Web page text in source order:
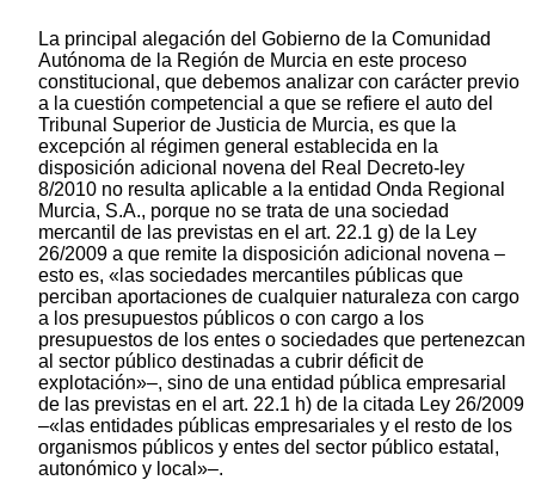
La principal alegación del Gobierno de la Comunidad
Autónoma de la Región de Murcia en este proceso
constitucional, que debemos analizar con carácter previo
a la cuestión competencial a que se refiere el auto del
Tribunal Superior de Justicia de Murcia, es que la
excepción al régimen general establecida en la
disposición adicional novena del Real Decreto-ley
8/2010 no resulta aplicable a la entidad Onda Regional
Murcia, S.A., porque no se trata de una sociedad
mercantil de las previstas en el art. 22.1 g) de la Ley
26/2009 a que remite la disposición adicional novena –
esto es, «las sociedades mercantiles públicas que
perciban aportaciones de cualquier naturaleza con cargo
a los presupuestos públicos o con cargo a los
presupuestos de los entes o sociedades que pertenezcan
al sector público destinadas a cubrir déficit de
explotación»–, sino de una entidad pública empresarial
de las previstas en el art. 22.1 h) de la citada Ley 26/2009
–«las entidades públicas empresariales y el resto de los
organismos públicos y entes del sector público estatal,
autonómico y local»–.